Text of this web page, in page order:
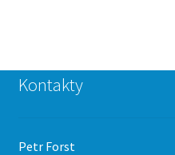
Kontakty
Petr Forst